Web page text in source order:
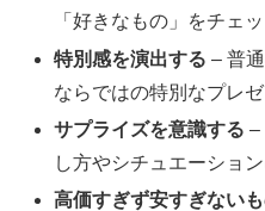
「好きなもの」をチェッ
特別感を演出する – 普
ならではの特別なプレゼ
サプライズを意識する –
し方やシチュエーショ
高価すぎず安すぎない